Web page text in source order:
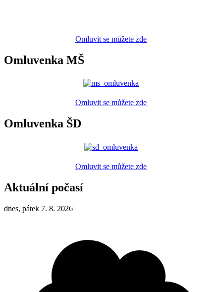
Omluvit se můžete zde
Omluvenka MŠ
Omluvit se můžete zde
Omluvenka ŠD
Omluvit se můžete zde
Aktuální počasí
dnes, pátek 7. 8. 2026